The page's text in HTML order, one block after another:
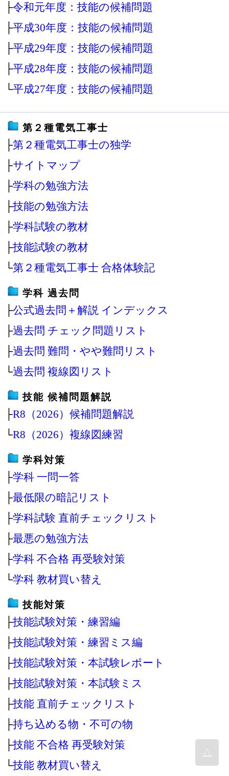
├令和元年度：技能の候補問題
├平成30年度：技能の候補問題
├平成29年度：技能の候補問題
├平成28年度：技能の候補問題
└平成27年度：技能の候補問題
第２種電気工事士
├第２種電気工事士の独学
├サイトマップ
├学科の勉強方法
├技能の勉強方法
├学科試験の教材
├技能試験の教材
└第２種電気工事士 合格体験記
学科 過去問
├公式過去問＋解説 インデックス
├過去問 チェック問題リスト
├過去問 難問・やや難問リスト
└過去問 複線図リスト
技能 候補問題解説
├R8（2026）候補問題解説
└R8（2026）複線図練習
学科対策
├学科 一問一答
├最低限の暗記リスト
├学科試験 直前チェックリスト
├最悪の勉強方法
├学科 不合格 再受験対策
└学科 教材買い替え
技能対策
├技能試験対策・練習編
├技能試験対策・練習ミス編
├技能試験対策・本試験レポート
├技能試験対策・本試験ミス
├技能 直前チェックリスト
├持ち込める物・不可の物
├技能 不合格 再受験対策
└技能 教材買い替え